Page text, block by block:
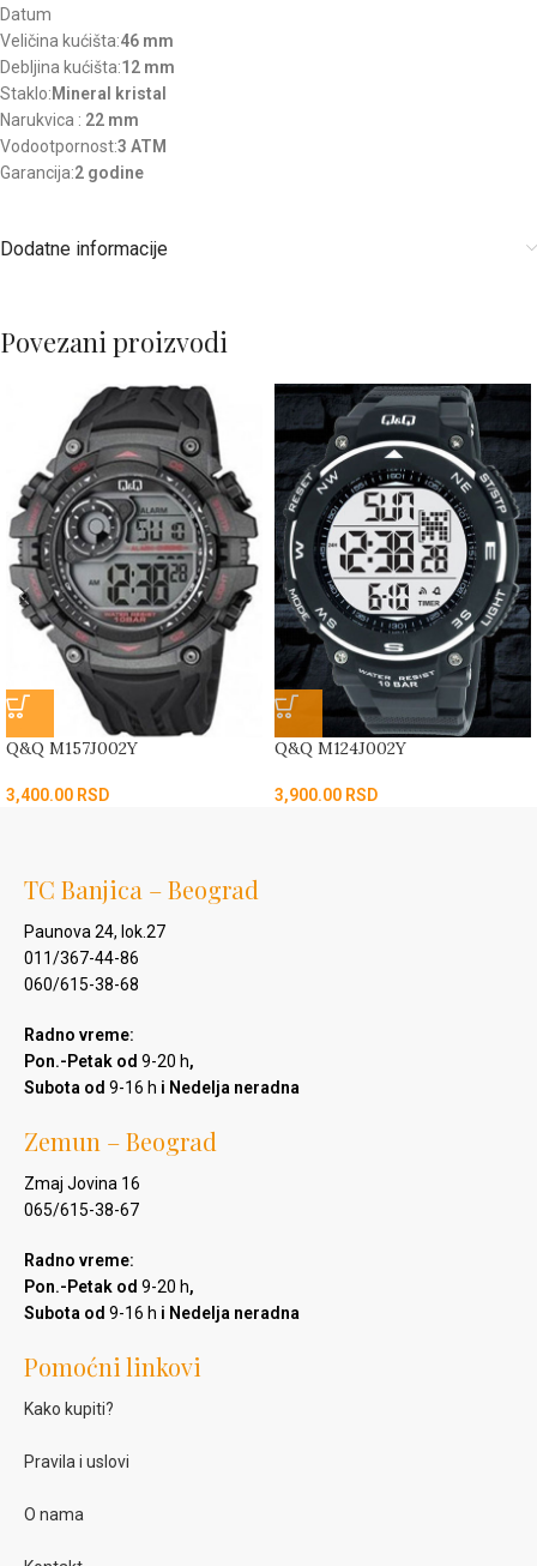
Datum
Veličina kućišta:46 mm
Debljina kućišta:12 mm
Staklo:Mineral kristal
Narukvica : 22 mm
Vodootpornost:3 ATM
Garancija:2 godine
Dodatne informacije
Povezani proizvodi
Q&Q M157J002Y
3,400.00 RSD
Q&Q M124J002Y
3,900.00 RSD
TC Banjica – Beograd
Paunova 24, lok.27
011/367-44-86
060/615-38-68
Radno vreme:
Pon.-Petak od 9-20 h,
Subota od 9-16 h i Nedelja neradna
Zemun – Beograd
Zmaj Jovina 16
065/615-38-67
Radno vreme:
Pon.-Petak od 9-20 h,
Subota od 9-16 h i Nedelja neradna
Pomoćni linkovi
Kako kupiti?
Pravila i uslovi
O nama